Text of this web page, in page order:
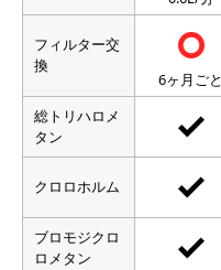
フィルター交
換
6ヶ月ごと
総トリハロメ
タン
クロロホルム
ブロモジクロ
ロメタン